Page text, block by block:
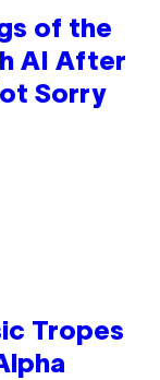
of the
AI After
Sorry
Tropes